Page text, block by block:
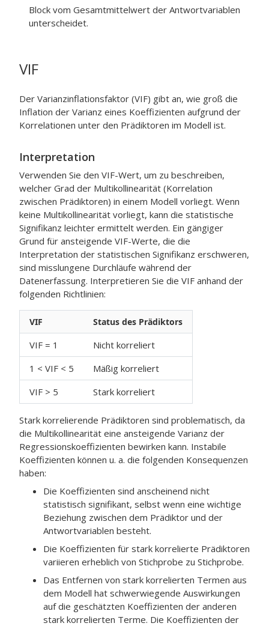
Block vom Gesamtmittelwert der Antwortvariablen
unterscheidet.
VIF
Der Varianzinflationsfaktor (VIF) gibt an, wie groß die
Inflation der Varianz eines Koeffizienten aufgrund der
Korrelationen unter den Prädiktoren im Modell ist.
Interpretation
Verwenden Sie den VIF-Wert, um zu beschreiben,
welcher Grad der Multikollinearität (Korrelation
zwischen Prädiktoren) in einem Modell vorliegt. Wenn
keine Multikollinearität vorliegt, kann die statistische
Signifikanz leichter ermittelt werden. Ein gängiger
Grund für ansteigende VIF-Werte, die die
Interpretation der statistischen Signifikanz erschweren,
sind misslungene Durchläufe während der
Datenerfassung. Interpretieren Sie die VIF anhand der
folgenden Richtlinien:
VIF Status des Prädiktors
VIF = 1
Nicht korreliert
1 < VIF < 5
Mäßig korreliert
VIF > 5
Stark korreliert
Stark korrelierende Prädiktoren sind problematisch, da
die Multikollinearität eine ansteigende Varianz der
Regressionskoeffizienten bewirken kann. Instabile
Koeffizienten können u. a. die folgenden Konsequenzen
haben:
Die Koeffizienten sind anscheinend nicht
statistisch signifikant, selbst wenn eine wichtige
Beziehung zwischen dem Prädiktor und der
Antwortvariablen besteht.
Die Koeffizienten für stark korrelierte Prädiktoren
variieren erheblich von Stichprobe zu Stichprobe.
Das Entfernen von stark korrelierten Termen aus
dem Modell hat schwerwiegende Auswirkungen
auf die geschätzten Koeffizienten der anderen
stark korrelierten Terme. Die Koeffizienten der